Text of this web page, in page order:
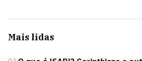
Mais lidas